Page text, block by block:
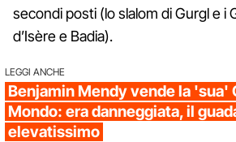
secondi posti (lo slalom di Gurgl e i
d’Isère e Badia).
LEGGI ANCHE
Benjamin Mendy vende la 'sua'
Mondo: era danneggiata, il
elevatissimo